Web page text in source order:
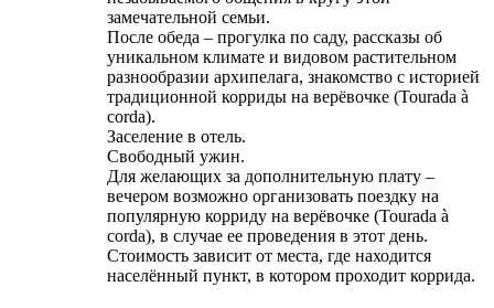
замечательной семьи.
После обеда – прогулка по саду, рассказы об
уникальном климате и видовом растительном
разнообразии архипелага, знакомство с историей
традиционной корриды на верёвочке (Tourada à
corda).
Заселение в отель.
Свободный ужин.
Для желающих за дополнительную плату –
вечером возможно организовать поездку на
популярную корриду на верёвочке (Tourada à
corda), в случае ее проведения в этот день.
Стоимость зависит от места, где находится
населённый пункт, в котором проходит коррида.